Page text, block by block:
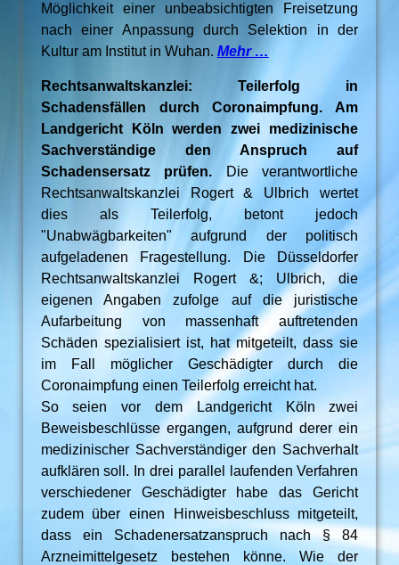
Möglichkeit einer unbeabsichtigten Freisetzung
nach einer Anpassung durch Selektion in der
Kultur am Institut in Wuhan. Mehr …
Rechtsanwaltskanzlei: Teilerfolg in
Schadensfällen durch Coronaimpfung. Am
Landgericht Köln werden zwei medizinische
Sachverständige den Anspruch auf
Schadensersatz prüfen. Die verantwortliche
Rechtsanwaltskanzlei Rogert & Ulbrich wertet
dies als Teilerfolg, betont jedoch
"Unabwägbarkeiten" aufgrund der politisch
aufgeladenen Fragestellung. Die Düsseldorfer
Rechtsanwaltskanzlei Rogert &; Ulbrich, die
eigenen Angaben zufolge auf die juristische
Aufarbeitung von massenhaft auftretenden
Schäden spezialisiert ist, hat mitgeteilt, dass sie
im Fall möglicher Geschädigter durch die
Coronaimpfung einen Teilerfolg erreicht hat.
So seien vor dem Landgericht Köln zwei
Beweisbeschlüsse ergangen, aufgrund derer ein
medizinischer Sachverständiger den Sachverhalt
aufklären soll. In drei parallel laufenden Verfahren
verschiedener Geschädigter habe das Gericht
zudem über einen Hinweisbeschluss mitgeteilt,
dass ein Schadenersatzanspruch nach § 84
Arzneimittelgesetz bestehen könne. Wie der